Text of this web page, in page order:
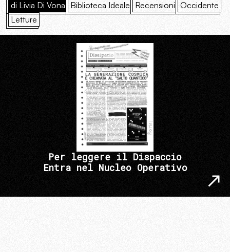
di Livia Di Vona Biblioteca Ideale Recensioni Occidente
Letture
Per leggere il Dispaccio
Entra nel Nucleo Operativo